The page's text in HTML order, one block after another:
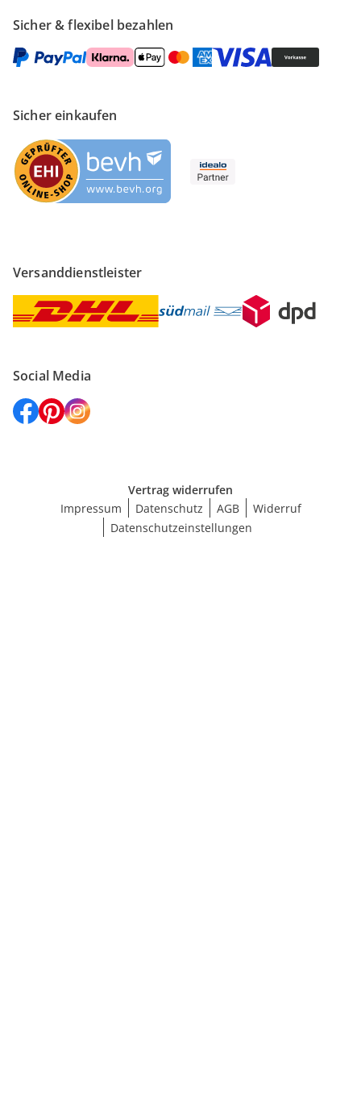
Sicher & flexibel bezahlen
Sicher einkaufen
Versanddienstleister
Social Media
Vertrag widerrufen
Impressum
Datenschutz AGB
Widerruf
Datenschutzeinstellungen